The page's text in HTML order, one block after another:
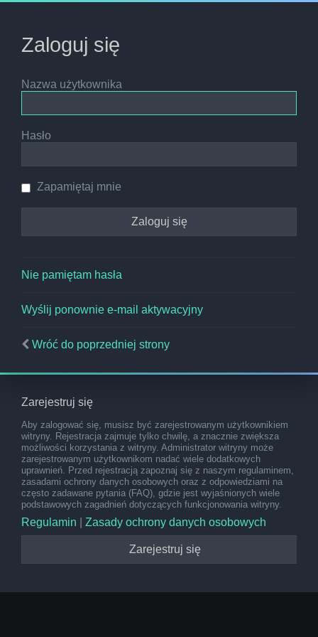
Zaloguj się
Nazwa użytkownika
Hasło
Zapamiętaj mnie
Nie pamiętam hasła
Wyślij ponownie e-mail aktywacyjny
Wróć do poprzedniej strony
Zarejestruj się
Aby zalogować się, musisz być zarejestrowanym użytkownikiem
witryny. Rejestracja zajmuje tylko chwilę, a znacznie zwiększa
możliwości korzystania z witryny. Administrator witryny może
zarejestrowanym użytkownikom nadać wiele dodatkowych
uprawnień. Przed rejestracją zapoznaj się z naszym regulaminem,
zasadami ochrony danych osobowych oraz z odpowiedziami na
często zadawane pytania (FAQ), gdzie jest wyjaśnionych wiele
podstawowych zagadnień dotyczących funkcjonowania witryny.
Regulamin Zasady ochrony danych osobowych
Zarejestruj się